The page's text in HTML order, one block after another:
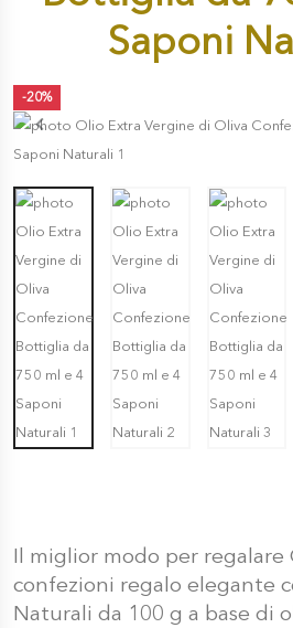
Saponi
-20%
Il miglior modo per regalare
confezioni regalo elegante
Naturali da 100 g a base di